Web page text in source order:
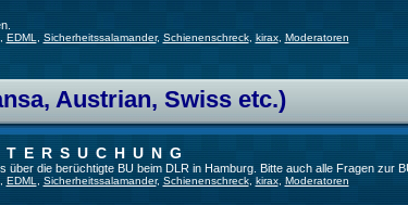
EDML Sicherheitssalamander, Schienenschreck, kirax, Moderatoren
Austrian, Swiss etc.)
über die berüchtigte BU beim DLR in Hamburg. Bitte auch alle Fragen zur
EDML Sicherheitssalamander, Schienenschreck, kirax, Moderatoren